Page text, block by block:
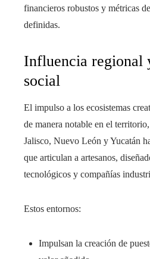
financieros robustos y métricas
definidas.
Influencia regional
social
El impulso a los ecosistemas
de manera notable en el
Jalisco, Nuevo León y Yucatán
que articulan a artesanos,
tecnológicos y compañías
Estos entornos:
Impulsan la creación de